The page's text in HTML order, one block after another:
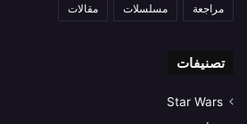
مراجعة مسلسلات مقالات
تصنيفات
Star Wars